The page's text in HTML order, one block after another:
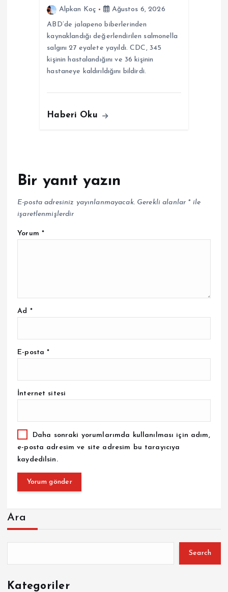
Alpkan Koç Ağustos 6, 2026
ABD’de jalapeno biberlerinden
kaynaklandığı değerlendirilen salmonella
salgını 27 eyalete yayıldı. CDC, 345
kişinin hastalandığını ve 36 kişinin
hastaneye kaldırıldığını bildirdi.
Haberi Oku
Bir yanıt yazın
E-posta adresiniz yayınlanmayacak. Gerekli alanlar *ile
işaretlenmişlerdir
Yorum *
Ad *
E-posta*
İnternet sitesi
Daha sonraki yorumlarımda kullanılması için adım,
e-posta adresim ve site adresim bu tarayıcıya
kaydedilsin.
Ara
Search
Kategoriler